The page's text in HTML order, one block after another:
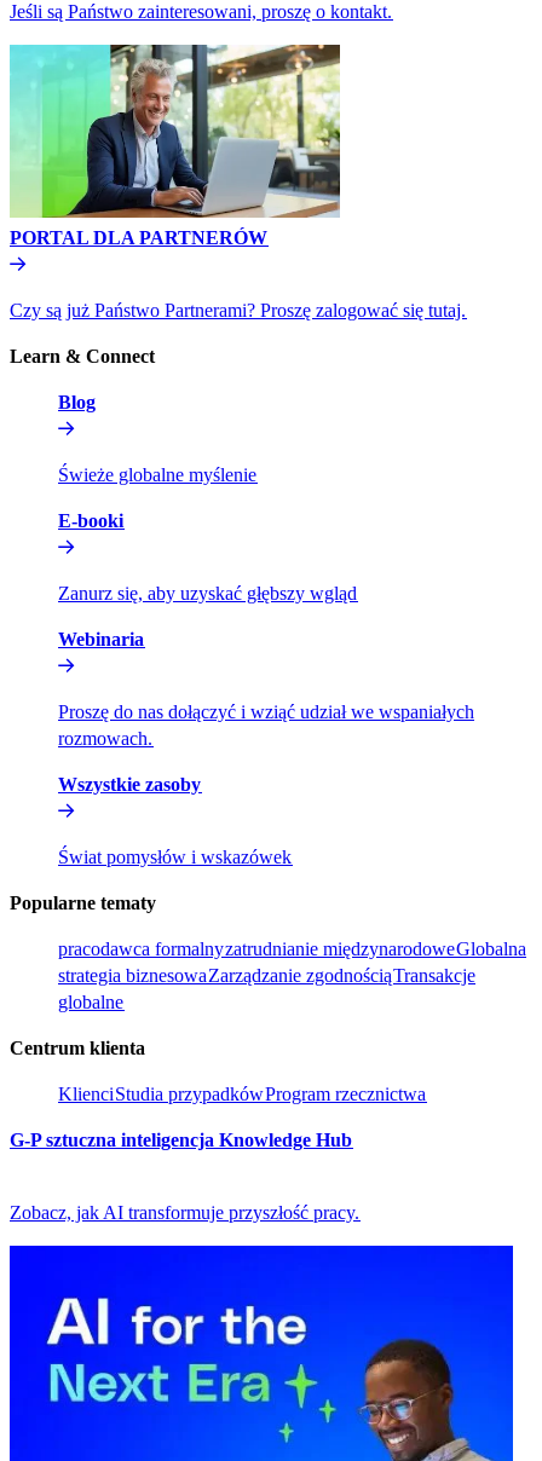
Jeśli są Państwo zainteresowani, proszę o kontakt.​​
PORTAL DLA PARTNERÓW​​
Czy są już Państwo Partnerami? Proszę zalogować się tutaj.​​
Learn & Connect​​
Blog​​
Świeże globalne myślenie​​
E-booki​​
Zanurz się, aby uzyskać głębszy wgląd​​
Webinaria​​
Proszę do nas dołączyć i wziąć udział we wspaniałych
rozmowach.​​
Wszystkie zasoby​​
Świat pomysłów i wskazówek​​
Popularne tematy​​
pracodawca formalny​​zatrudnianie międzynarodowe​​Globalna
strategia biznesowa​​Zarządzanie zgodnością​​Transakcje
globalne​​
Centrum klienta​​
Klienci​​Studia przypadków​​Program rzecznictwa​​
G-P sztuczna inteligencja Knowledge Hub​​
Zobacz, jak AI transformuje przyszłość pracy.​​